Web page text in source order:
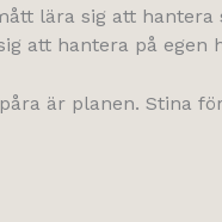
lära sig att
att hantera på egen
är planen. Stina